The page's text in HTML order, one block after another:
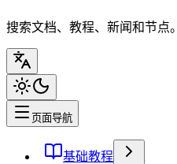
搜索文档、教程、新闻和节点。
页面导航
基础教程